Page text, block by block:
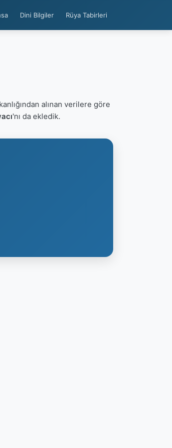
Dini Bilgiler Rüya Tabirleri
alınan verilere göre
'nı da ekledik.